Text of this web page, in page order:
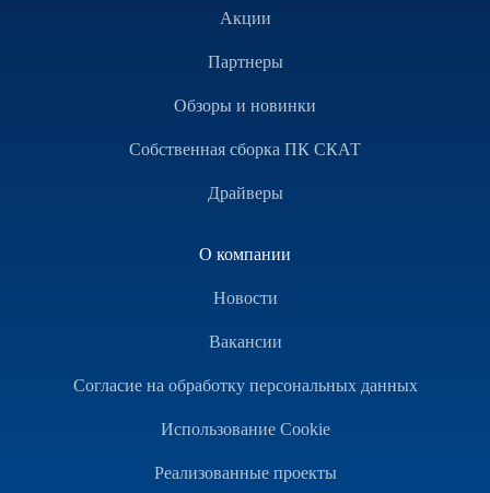
Акции
Партнеры
Обзоры и новинки
Собственная сборка ПК СКАТ
Драйверы
О компании
Новости
Вакансии
Согласие на обработку персональных данных
Использование Cookie
Реализованные проекты